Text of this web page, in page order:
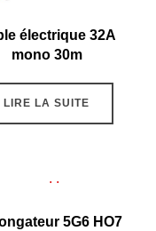
électrique 32A
mono 30m
LIRE LA SUITE
5G6 HO7